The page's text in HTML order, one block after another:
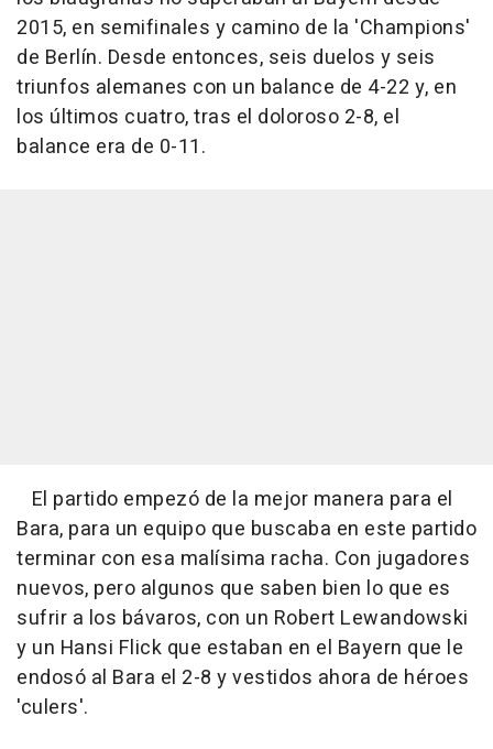
2015, en semifinales y camino de la 'Champions'
de Berlín. Desde entonces, seis duelos y seis
triunfos alemanes con un balance de 4-22 y, en
los últimos cuatro, tras el doloroso 2-8, el
balance era de 0-11.
El partido empezó de la mejor manera para el
Bara, para un equipo que buscaba en este partido
terminar con esa malísima racha. Con jugadores
nuevos, pero algunos que saben bien lo que es
sufrir a los bávaros, con un Robert Lewandowski
y un Hansi Flick que estaban en el Bayern que le
endosó al Bara el 2-8 y vestidos ahora de héroes
'culers'.